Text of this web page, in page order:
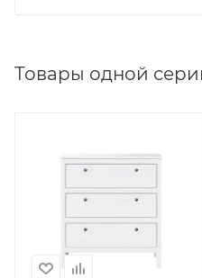
Товары одной